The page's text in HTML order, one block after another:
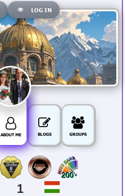
LOG IN
ABOUT ME BLOGS GROUPS
200
1